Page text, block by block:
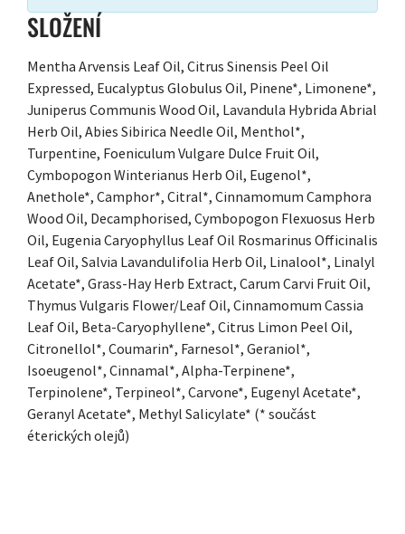
SLOŽENÍ
Mentha Arvensis Leaf Oil, Citrus Sinensis Peel Oil
Expressed, Eucalyptus Globulus Oil, Pinene*, Limonene*,
Juniperus Communis Wood Oil, Lavandula Hybrida Abrial
Herb Oil, Abies Sibirica Needle Oil, Menthol*,
Turpentine, Foeniculum Vulgare Dulce Fruit Oil,
Cymbopogon Winterianus Herb Oil, Eugenol*,
Anethole*, Camphor*, Citral*, Cinnamomum Camphora
Wood Oil, Decamphorised, Cymbopogon Flexuosus Herb
Oil, Eugenia Caryophyllus Leaf Oil Rosmarinus Officinalis
Leaf Oil, Salvia Lavandulifolia Herb Oil, Linalool*, Linalyl
Acetate*, Grass-Hay Herb Extract, Carum Carvi Fruit Oil,
Thymus Vulgaris Flower/Leaf Oil, Cinnamomum Cassia
Leaf Oil, Beta-Caryophyllene*, Citrus Limon Peel Oil,
Citronellol*, Coumarin*, Farnesol*, Geraniol*,
Isoeugenol*, Cinnamal*, Alpha-Terpinene*,
Terpinolene*, Terpineol*, Carvone*, Eugenyl Acetate*,
Geranyl Acetate*, Methyl Salicylate* (* součást
éterických olejů)